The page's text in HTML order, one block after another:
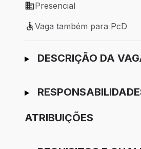
Modelo de trabalho: Presencial
Presencial
Vaga também para PcD
Vaga também para PcD
Ir para candidatura
DESCRIÇÃO DA
ATRIBUIÇÕES